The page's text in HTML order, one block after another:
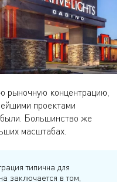
рыночную концентрацию,
проектами
Большинство же
масштабах.
типична для
заключается в том,